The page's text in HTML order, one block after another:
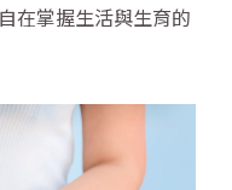
在掌握生活與生育的